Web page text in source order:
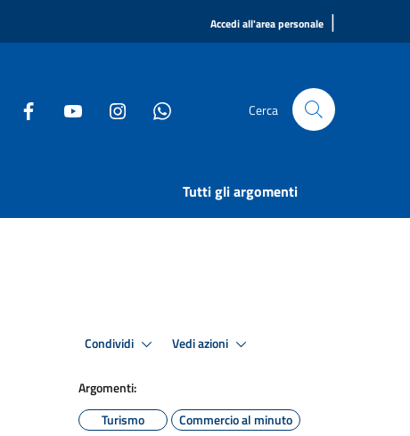
Accedi all'area personale |
Cerca
Tutti gli argomenti
Condividi Vedi azioni
Argomenti:
Turismo
Commercio al minuto